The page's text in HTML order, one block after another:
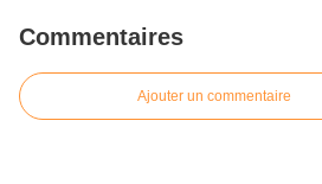
Commentaires
Ajouter un commentaire